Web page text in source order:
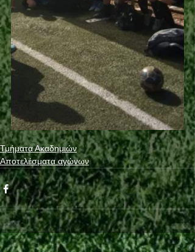
Τμήματα Ακαδημιών
Αποτελέσματα αγώνων